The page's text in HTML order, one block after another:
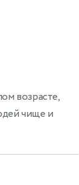
возрасте,
чище и